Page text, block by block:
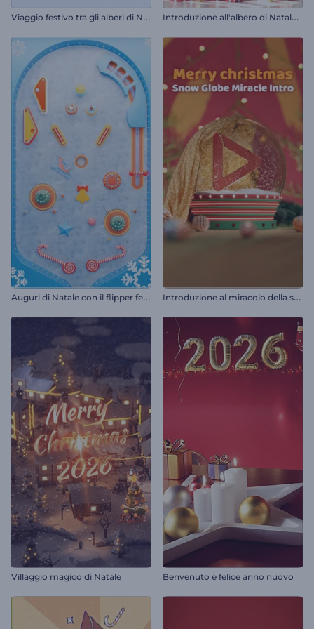
V
iaggio festivo tra gli alberi di Natale I
ntroduzione all'albero di Natale decorato
A
uguri di Natale con il flipper festivo I
ntroduzione al miracolo della sfera di neve
Villaggio magico di Natale Benvenuto e felice anno nuovo